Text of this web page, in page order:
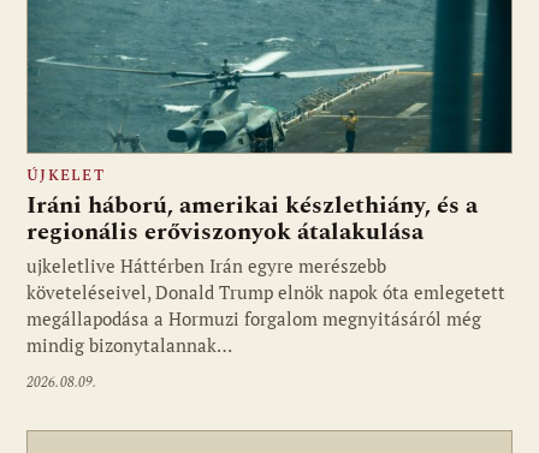
Fotó: ujkelet.live
ÚJKELET
Iráni háború, amerikai készlethiány, és a
regionális erőviszonyok átalakulása
ujkeletlive Háttérben Irán egyre merészebb
követeléseivel, Donald Trump elnök napok óta emlegetett
megállapodása a Hormuzi forgalom megnyitásáról még
mindig bizonytalannak…
2026.08.09.